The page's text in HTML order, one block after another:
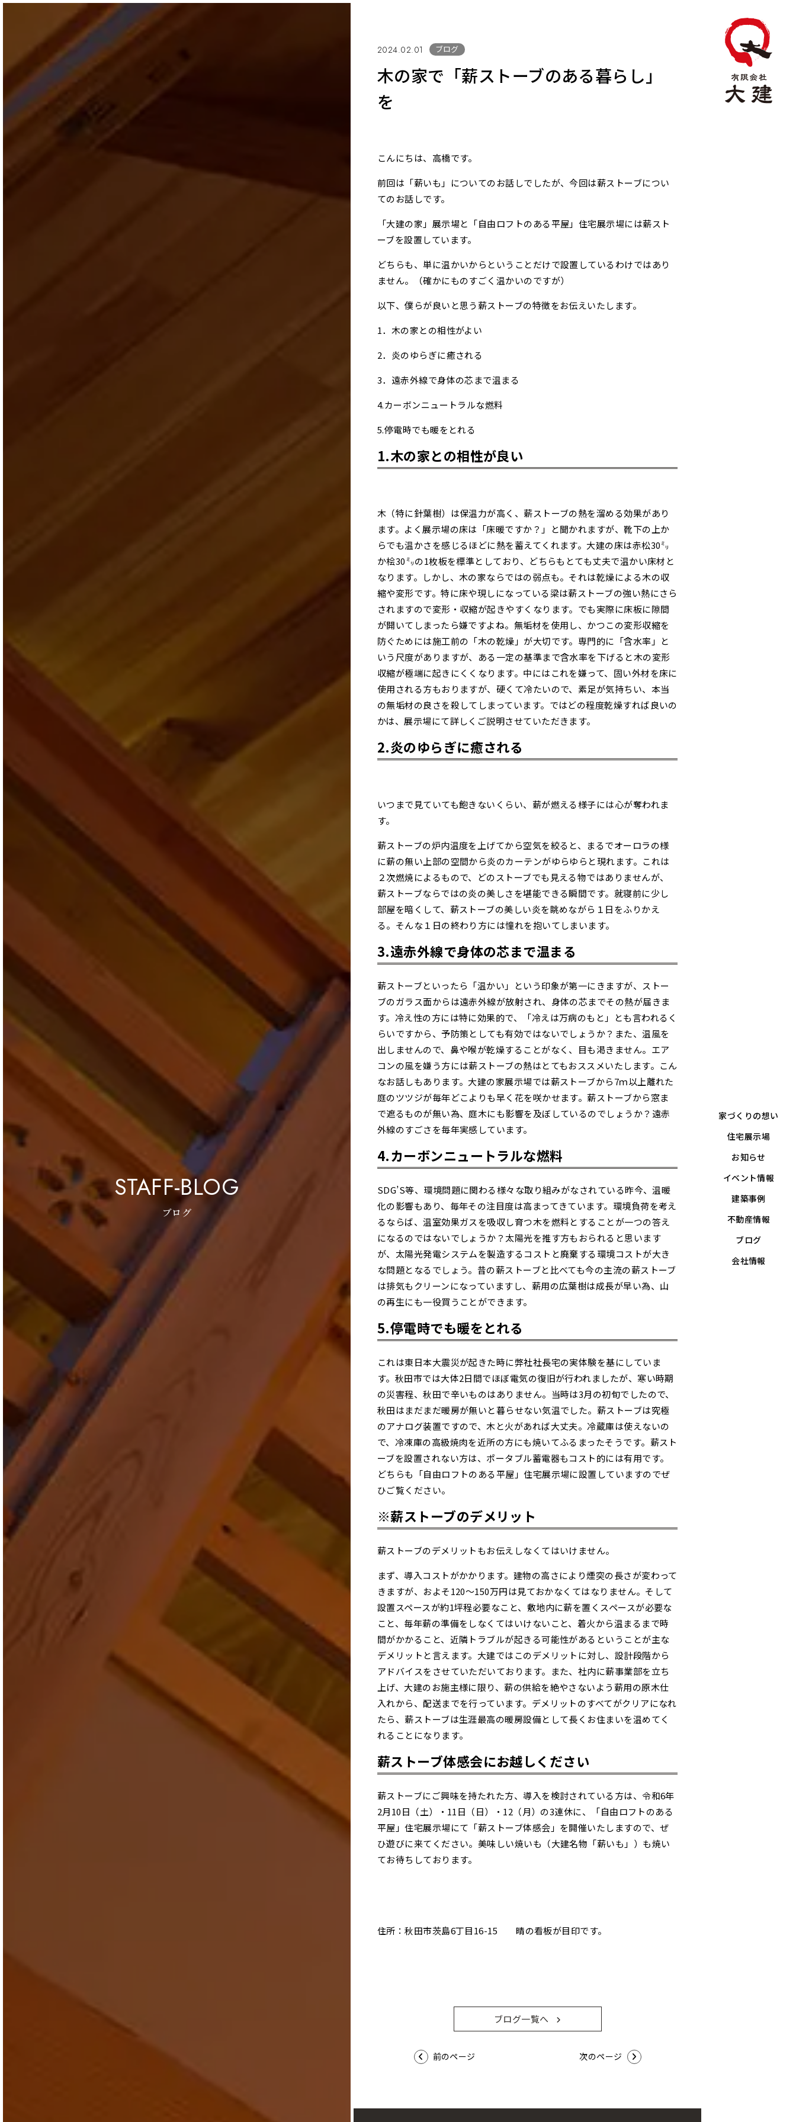
STAFF-BLOG
ブログ
家づくりの想い
住宅展示場
お知らせ
イベント情報
建築事例
不動産情報
ブログ
会社情報
2024.02.01 ブログ
木の家で「薪ストーブのある暮らし」
を
こんにちは、高橋です。
前回は「薪いも」についてのお話しでしたが、今回は薪ストーブについ
てのお話しです。
「大建の家」展示場と「自由ロフトのある平屋」住宅展示場には薪スト
ーブを設置しています。
どちらも、単に温かいからということだけで設置しているわけではあり
ません。（確かにものすごく温かいのですが）
以下、僕らが良いと思う薪ストーブの特徴をお伝えいたします。
1．木の家との相性がよい
2．炎のゆらぎに癒される
3．遠赤外線で身体の芯まで温まる
4.カーボンニュートラルな燃料
5.停電時でも暖をとれる
1.木の家との相性が良い
木（特に針葉樹）は保温力が高く、薪ストーブの熱を溜める効果があり
ます。よく展示場の床は「床暖ですか？」と聞かれますが、靴下の上か
らでも温かさを感じるほどに熱を蓄えてくれます。大建の床は赤松30㍉
か桧30㍉の1枚板を標準としており、どちらもとても丈夫で温かい床材と
なります。しかし、木の家ならではの弱点も。それは乾燥による木の収
縮や変形です。特に床や現しになっている梁は薪ストーブの強い熱にさら
されますので変形・収縮が起きやすくなります。でも実際に床板に隙間
が開いてしまったら嫌ですよね。無垢材を使用し、かつこの変形収縮を
防ぐためには施工前の「木の乾燥」が大切です。専門的に「含水率」と
いう尺度がありますが、ある一定の基準まで含水率を下げると木の変形
収縮が極端に起きにくくなります。中にはこれを嫌って、固い外材を床に
使用される方もおりますが、硬くて冷たいので、素足が気持ちい、本当
の無垢材の良さを殺してしまっています。ではどの程度乾燥すれば良いの
かは、展示場にて詳しくご説明させていただきます。
2.炎のゆらぎに癒される
いつまで見ていても飽きないくらい、薪が燃える様子には心が奪われま
す。
薪ストーブの炉内温度を上げてから空気を絞ると、まるでオーロラの様
に薪の無い上部の空間から炎のカーテンがゆらゆらと現れます。これは
２次燃焼によるもので、どのストーブでも見える物ではありませんが、
薪ストーブならではの炎の美しさを堪能できる瞬間です。就寝前に少し
部屋を暗くして、薪ストーブの美しい炎を眺めながら１日をふりかえ
る。そんな１日の終わり方には憧れを抱いてしまいます。
3.遠赤外線で身体の芯まで温まる
薪ストーブといったら「温かい」という印象が第一にきますが、ストー
ブのガラス面からは遠赤外線が放射され、身体の芯までその熱が届きま
す。冷え性の方には特に効果的で、「冷えは万病のもと」とも言われるく
らいですから、予防策としても有効ではないでしょうか？また、温風を
出しませんので、鼻や喉が乾燥することがなく、目も渇きません。エア
コンの風を嫌う方には薪ストーブの熱はとてもおススメいたします。こん
なお話しもあります。大建の家展示場では薪ストーブから7ｍ以上離れた
庭のツツジが毎年どこよりも早く花を咲かせます。薪ストーブから窓ま
で遮るものが無い為、庭木にも影響を及ぼしているのでしょうか？遠赤
外線のすごさを毎年実感しています。
4.カーボンニュートラルな燃料
SDG’S等、環境問題に関わる様々な取り組みがなされている昨今、温暖
化の影響もあり、毎年その注目度は高まってきています。環境負荷を考え
るならば、温室効果ガスを吸収し育つ木を燃料とすることが一つの答え
になるのではないでしょうか？太陽光を推す方もおられると思います
が、太陽光発電システムを製造するコストと廃棄する環境コストが大き
な問題となるでしょう。昔の薪ストーブと比べても今の主流の薪ストーブ
は排気もクリーンになっていますし、薪用の広葉樹は成長が早い為、山
の再生にも一役買うことができます。
5.停電時でも暖をとれる
これは東日本大震災が起きた時に弊社社長宅の実体験を基にしていま
す。秋田市では大体2日間でほぼ電気の復旧が行われましたが、寒い時期
の災害程、秋田で辛いものはありません。当時は3月の初旬でしたので、
秋田はまだまだ暖房が無いと暮らせない気温でした。薪ストーブは究極
のアナログ装置ですので、木と火があれば大丈夫。冷蔵庫は使えないの
で、冷凍庫の高級焼肉を近所の方にも焼いてふるまったそうです。薪スト
ーブを設置されない方は、ポータブル蓄電器もコスト的には有用です。
どちらも「自由ロフトのある平屋」住宅展示場に設置していますのでぜ
ひご覧ください。
※薪ストーブのデメリット
薪ストーブのデメリットもお伝えしなくてはいけません。
まず、導入コストがかかります。建物の高さにより煙突の長さが変わって
きますが、およそ120～150万円は見ておかなくてはなりません。そして
設置スペースが約1坪程必要なこと、敷地内に薪を置くスペースが必要な
こと、毎年薪の準備をしなくてはいけないこと、着火から温まるまで時
間がかかること、近隣トラブルが起きる可能性があるということが主な
デメリットと言えます。大建ではこのデメリットに対し、設計段階から
アドバイスをさせていただいております。また、社内に薪事業部を立ち
上げ、大建のお施主様に限り、薪の供給を絶やさないよう薪用の原木仕
入れから、配送までを行っています。デメリットのすべてがクリアになれ
たら、薪ストーブは生涯最高の暖房設備として長くお住まいを温めてく
れることになります。
薪ストーブ体感会にお越しください
薪ストーブにご興味を持たれた方、導入を検討されている方は、令和6年
2月10日（土）・11日（日）・12（月）の3連休に、「自由ロフトのある
平屋」住宅展示場にて「薪ストーブ体感会」を開催いたしますので、ぜ
ひ遊びに来てください。美味しい焼いも（大建名物「薪いも」）も焼い
てお待ちしております。
住所：秋田市茨島6丁目16-15 晴の看板が目印です。
ブログ一覧へ
前のページ 次のページ